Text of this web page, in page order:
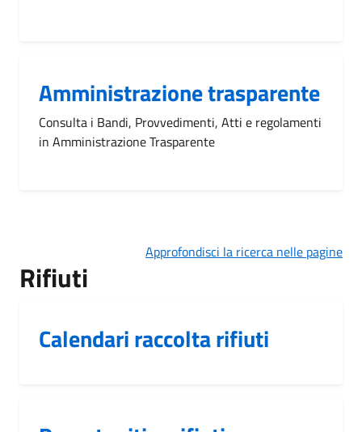
Amministrazione trasparente
Consulta i Bandi, Provvedimenti, Atti e regolamenti
in Amministrazione Trasparente
Approfondisci la ricerca nelle pagine
Rifiuti
Calendari raccolta rifiuti